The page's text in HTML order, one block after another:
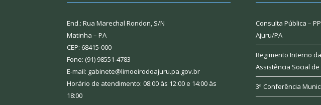
End.: Rua Marechal Rondon, S/N
Matinha – PA
CEP: 68415-000
Fone: (91) 98551-4783
E-mail: gabinete@limoeirodoajuru.pa.gov.br
Horário de atendimento: 08:00 às 12:00 e 14:00 às
18:00
Consulta Pública –
Ajuru/PA
Regimento Interno
Assistência Social
3ª Conferência